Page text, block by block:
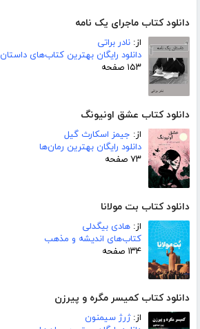
دانلود کتاب ماجرای یک نامه
از: نادر براتی
دانلود رایگان بهترین کتاب‌های داستان
۱۵۳ صفحه
دانلود کتاب عشق اونیونگ
از: جیمز اسکارث گیل
دانلود رایگان بهترین رمان‌ها
۷۳ صفحه
دانلود کتاب بت مولانا
از: هادی بیگدلی
کتاب‌های اندیشه و مذهب
۱۳۴ صفحه
دانلود کتاب کمیسر مگره و پیرزن
از:ژرژ سیمنون